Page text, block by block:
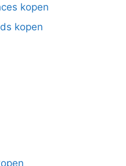
kopen
kopen